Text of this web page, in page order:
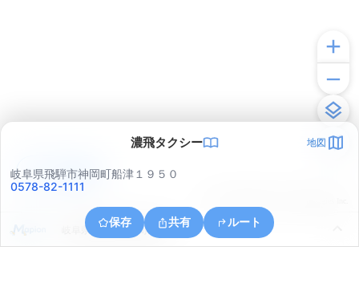
濃飛タクシー 地図
岐阜県飛騨市神岡町船津１９５０
0578-82-1111
保存 共有 ルート
岐阜県飛騨市神岡町鹿間
アプリで見る